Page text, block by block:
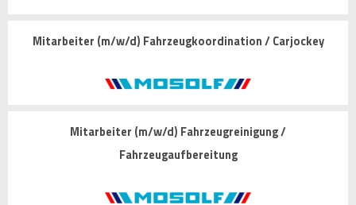
Mitarbeiter (m/w/d) Fahrzeugkoordination / Carjockey
Mitarbeiter (m/w/d) Fahrzeugreinigung /
Fahrzeugaufbereitung